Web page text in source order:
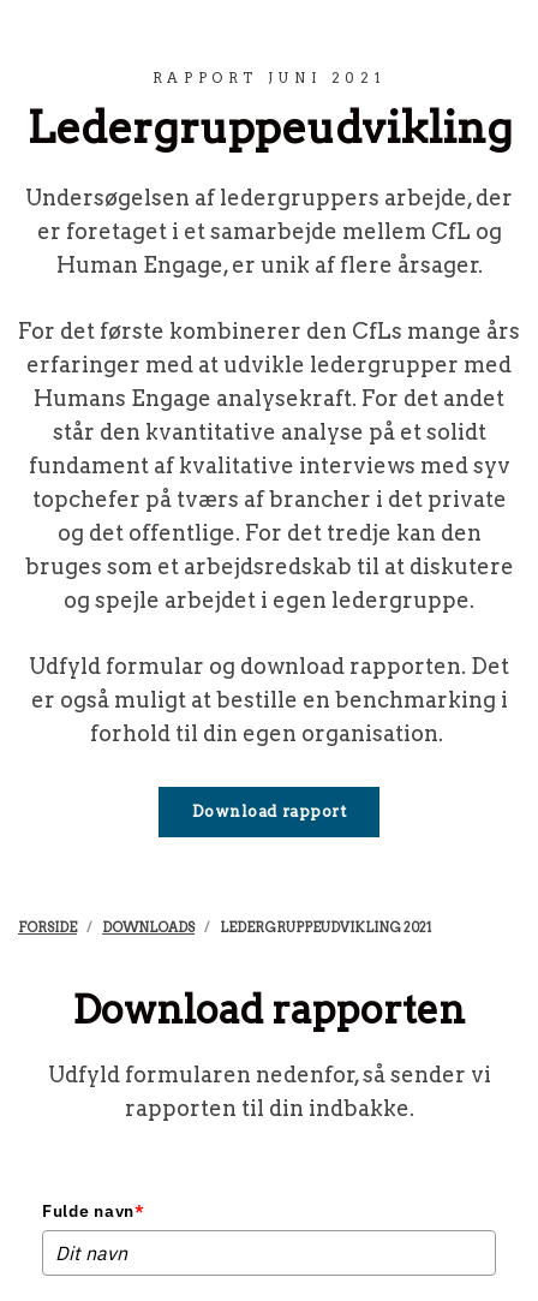
RAPPORT JUNI 2021
Ledergruppeudvikling
Undersøgelsen af ledergruppers arbejde, der
er foretaget i et samarbejde mellem CfL og
Human Engage, er unik af flere årsager.
For det første kombinerer den CfLs mange års
erfaringer med at udvikle ledergrupper med
Humans Engage analysekraft. For det andet
står den kvantitative analyse på et solidt
fundament af kvalitative interviews med syv
topchefer på tværs af brancher i det private
og det offentlige. For det tredje kan den
bruges som et arbejdsredskab til at diskutere
og spejle arbejdet i egen ledergruppe.
Udfyld formular og download rapporten. Det
er også muligt at bestille en benchmarking i
forhold til din egen organisation.
Download rapport
FORSIDE DOWNLOADS LEDERGRUPPEUDVIKLING 2021
Download rapporten
Udfyld formularen nedenfor, så sender vi
rapporten til din indbakke.
Fulde navn*